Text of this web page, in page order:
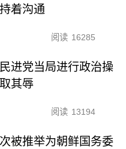
着沟通
阅读 16285
进党当局进行政治操
其辱
阅读 13194
被推举为朝鲜国务委